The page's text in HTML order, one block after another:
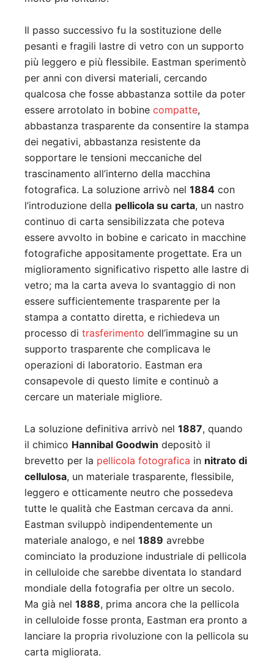
Il passo successivo fu la sostituzione delle
pesanti e fragili lastre di vetro con un supporto
più leggero e più flessibile. Eastman sperimentò
per anni con diversi materiali, cercando
qualcosa che fosse abbastanza sottile da poter
essere arrotolato in bobine compatte,
abbastanza trasparente da consentire la stampa
dei negativi, abbastanza resistente da
sopportare le tensioni meccaniche del
trascinamento all’interno della macchina
fotografica. La soluzione arrivò nel 1884 con
l’introduzione della pellicola su carta, un nastro
continuo di carta sensibilizzata che poteva
essere avvolto in bobine e caricato in macchine
fotografiche appositamente progettate. Era un
miglioramento significativo rispetto alle lastre di
vetro; ma la carta aveva lo svantaggio di non
essere sufficientemente trasparente per la
stampa a contatto diretta, e richiedeva un
processo di trasferimento dell’immagine su un
supporto trasparente che complicava le
operazioni di laboratorio. Eastman era
consapevole di questo limite e continuò a
cercare un materiale migliore.
La soluzione definitiva arrivò nel 1887, quando
il chimico Hannibal Goodwin depositò il
brevetto per la pellicola fotografica in nitrato di
cellulosa, un materiale trasparente, flessibile,
leggero e otticamente neutro che possedeva
tutte le qualità che Eastman cercava da anni.
Eastman sviluppò indipendentemente un
materiale analogo, e nel 1889 avrebbe
cominciato la produzione industriale di pellicola
in celluloide che sarebbe diventata lo standard
mondiale della fotografia per oltre un secolo.
Ma già nel 1888, prima ancora che la pellicola
in celluloide fosse pronta, Eastman era pronto a
lanciare la propria rivoluzione con la pellicola su
carta migliorata.